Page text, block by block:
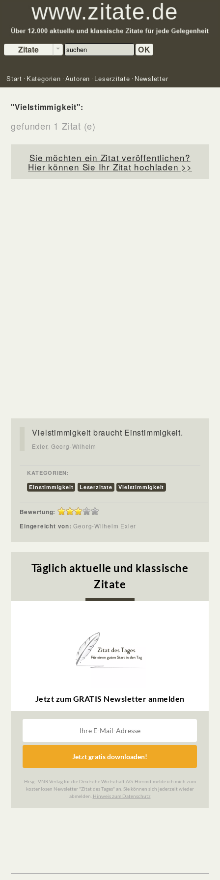
Zitate OK
Start Kategorien Autoren Leserzitate Newsletter
"Vielstimmigkeit":
gefunden 1 Zitat (e)
Sie möchten ein Zitat veröffentlichen?
Hier können Sie Ihr Zitat hochladen >>
Vielstimmigkeit braucht Einstimmigkeit.
Exler, Georg-Wilhelm
KATEGORIEN:
Einstimmigkeit
Leserzitate Vielstimmigkeit
Bewertung:
Eingereicht von:Georg-Wilhelm Exler